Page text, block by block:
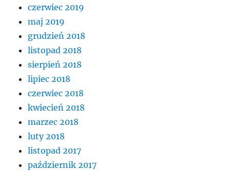
czerwiec 2019
maj 2019
grudzień 2018
listopad 2018
sierpień 2018
lipiec 2018
czerwiec 2018
kwiecień 2018
marzec 2018
luty 2018
listopad 2017
październik 2017